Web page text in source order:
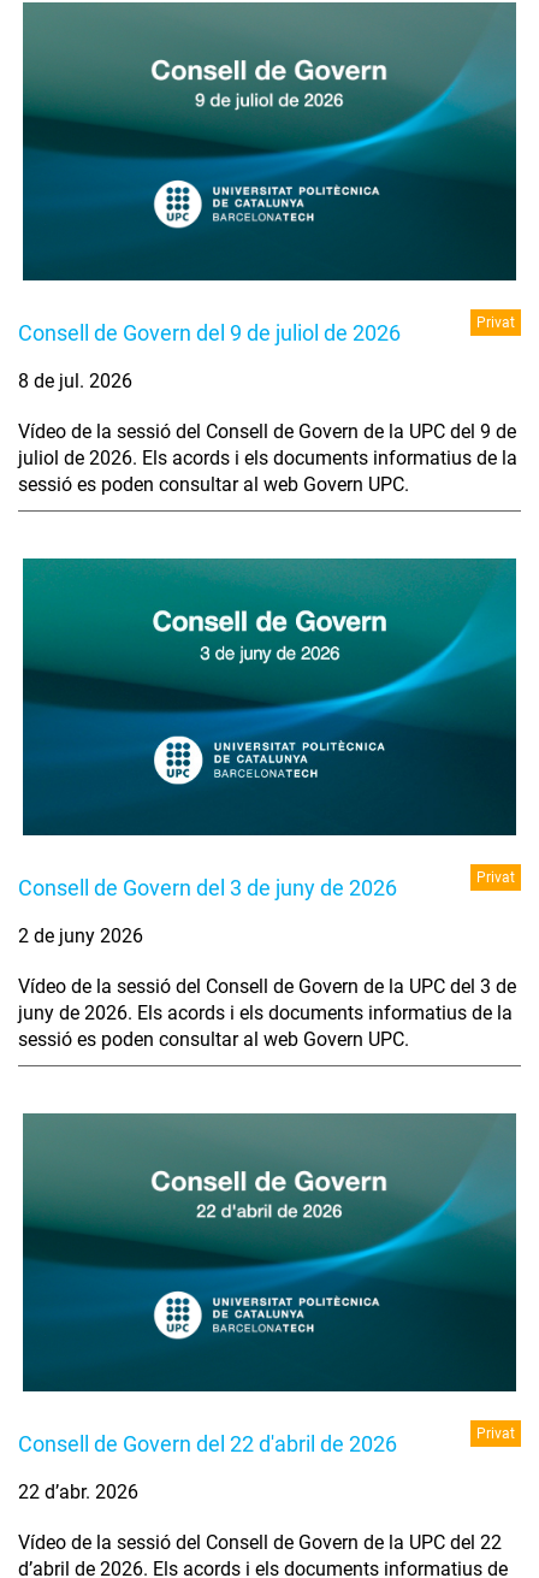
Consell de Govern del 9 de juliol de 2026 Privat
8 de jul. 2026
Vídeo de la sessió del Consell de Govern de la UPC del 9 de
juliol de 2026. Els acords i els documents informatius de la
sessió es poden consultar al web Govern UPC.
Consell de Govern del 3 de juny de 2026 Privat
2 de juny 2026
Vídeo de la sessió del Consell de Govern de la UPC del 3 de
juny de 2026. Els acords i els documents informatius de la
sessió es poden consultar al web Govern UPC.
Consell de Govern del 22 d'abril de 2026 Privat
22 d’abr. 2026
Vídeo de la sessió del Consell de Govern de la UPC del 22
d’abril de 2026. Els acords i els documents informatius de